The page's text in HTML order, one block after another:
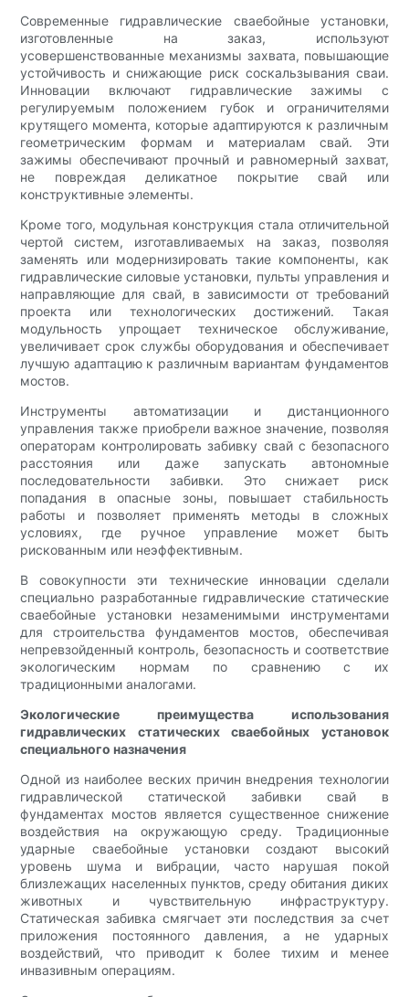
Современные гидравлические сваебойные установки,
изготовленные на заказ, используют
усовершенствованные механизмы захвата, повышающие
устойчивость и снижающие риск соскальзывания сваи.
Инновации включают гидравлические зажимы с
регулируемым положением губок и ограничителями
крутящего момента, которые адаптируются к различным
геометрическим формам и материалам свай. Эти
зажимы обеспечивают прочный и равномерный захват,
не повреждая деликатное покрытие свай или
конструктивные элементы.
Кроме того, модульная конструкция стала отличительной
чертой систем, изготавливаемых на заказ, позволяя
заменять или модернизировать такие компоненты, как
гидравлические силовые установки, пульты управления и
направляющие для свай, в зависимости от требований
проекта или технологических достижений. Такая
модульность упрощает техническое обслуживание,
увеличивает срок службы оборудования и обеспечивает
лучшую адаптацию к различным вариантам фундаментов
мостов.
Инструменты автоматизации и дистанционного
управления также приобрели важное значение, позволяя
операторам контролировать забивку свай с безопасного
расстояния или даже запускать автономные
последовательности забивки. Это снижает риск
попадания в опасные зоны, повышает стабильность
работы и позволяет применять методы в сложных
условиях, где ручное управление может быть
рискованным или неэффективным.
В совокупности эти технические инновации сделали
специально разработанные гидравлические статические
сваебойные установки незаменимыми инструментами
для строительства фундаментов мостов, обеспечивая
непревзойденный контроль, безопасность и соответствие
экологическим нормам по сравнению с их
традиционными аналогами.
Экологические преимущества использования
гидравлических статических сваебойных установок
специального назначения
Одной из наиболее веских причин внедрения технологии
гидравлической статической забивки свай в
фундаментах мостов является существенное снижение
воздействия на окружающую среду. Традиционные
ударные сваебойные установки создают высокий
уровень шума и вибрации, часто нарушая покой
близлежащих населенных пунктов, среду обитания диких
животных и чувствительную инфраструктуру.
Статическая забивка смягчает эти последствия за счет
приложения постоянного давления, а не ударных
воздействий, что приводит к более тихим и менее
инвазивным операциям.